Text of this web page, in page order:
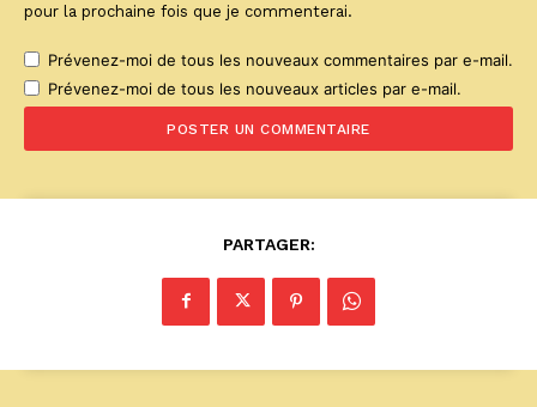
pour la prochaine fois que je commenterai.
Prévenez-moi de tous les nouveaux commentaires par e-mail.
Prévenez-moi de tous les nouveaux articles par e-mail.
PARTAGER: